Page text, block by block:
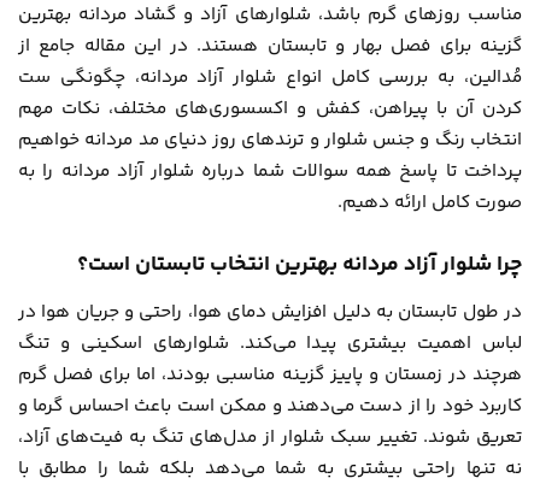
مناسب روزهای گرم باشد، شلوارهای آزاد و گشاد مردانه بهترین
گزینه برای فصل بهار و تابستان هستند. در این مقاله جامع از
مُدالین، به بررسی کامل انواع شلوار آزاد مردانه، چگونگی ست
کردن آن با پیراهن، کفش و اکسسوری‌های مختلف، نکات مهم
انتخاب رنگ و جنس شلوار و ترندهای روز دنیای مد مردانه خواهیم
پرداخت تا پاسخ همه سوالات شما درباره شلوار آزاد مردانه را به
صورت کامل ارائه دهیم.
چرا شلوار آزاد مردانه بهترین انتخاب تابستان است؟
در طول تابستان به دلیل افزایش دمای هوا، راحتی و جریان هوا در
لباس اهمیت بیشتری پیدا می‌کند. شلوارهای اسکینی و تنگ
هرچند در زمستان و پاییز گزینه مناسبی بودند، اما برای فصل گرم
کاربرد خود را از دست می‌دهند و ممکن است باعث احساس گرما و
تعریق شوند. تغییر سبک شلوار از مدل‌های تنگ به فیت‌های آزاد،
نه تنها راحتی بیشتری به شما می‌دهد بلکه شما را مطابق با